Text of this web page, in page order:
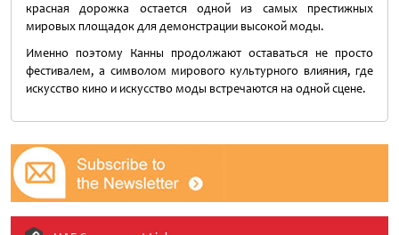
красная дорожка остается одной из самых престижных
мировых площадок для демонстрации высокой моды.
Именно поэтому Канны продолжают оставаться не просто
фестивалем, а символом мирового культурного влияния, где
искусство кино и искусство моды встречаются на одной сцене.